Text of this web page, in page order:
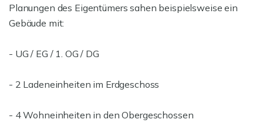
Planungen des Eigentümers sahen beispielsweise ein
Gebäude mit:
- UG / EG / 1. OG / DG
- 2 Ladeneinheiten im Erdgeschoss
- 4 Wohneinheiten in den Obergeschossen